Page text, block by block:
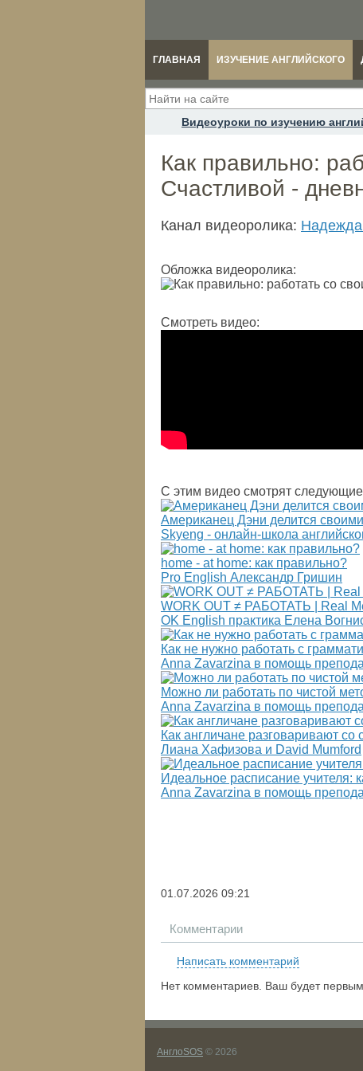
ГЛАВНАЯ ИЗУЧЕНИЕ АНГЛИЙСКОГО
Видеоуроки по изучению
Как правильно:
Счастливой -
Канал видеоролика: Надежда
Обложка видеоролика:
Смотреть видео:
С этим видео смотрят
Американец Дэни делится
Skyeng - онлайн-школа
home - at home: как правильно?
Pro English Александр Гришин
WORK OUT ≠ РАБОТАТЬ | Real
OK English практика Елена
Как не нужно работать с
Anna Zavarzina в помощь
Можно ли работать по чистой
Anna Zavarzina в помощь
Как англичане разговаривают
Лиана Хафизова и David Mumford
Идеальное расписание учителя:
Anna Zavarzina в помощь
01.07.2026 09:21
Комментарии
Написать комментарий
Нет комментариев. Ваш будет
АнглоSOS © 2026